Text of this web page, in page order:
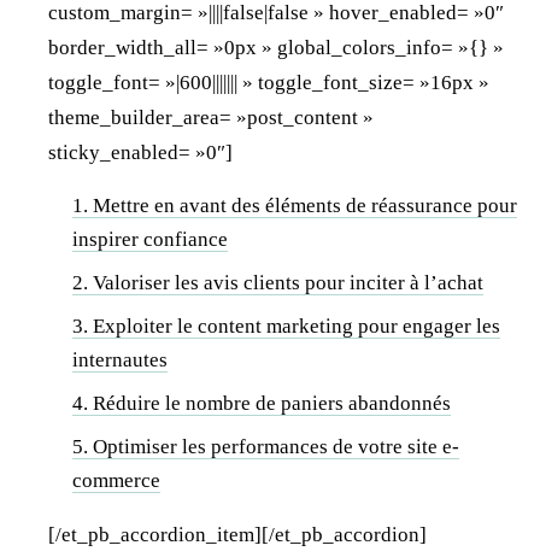
custom_margin= »||||false|false » hover_enabled= »0″
border_width_all= »0px » global_colors_info= »{} »
toggle_font= »|600||||||| » toggle_font_size= »16px »
theme_builder_area= »post_content »
sticky_enabled= »0″]
1. Mettre en avant des éléments de réassurance pour
inspirer confiance
2. Valoriser les avis clients pour inciter à l’achat
3. Exploiter le content marketing pour engager les
internautes
4. Réduire le nombre de paniers abandonnés
5. Optimiser les performances de votre site e-
commerce
[/et_pb_accordion_item][/et_pb_accordion]